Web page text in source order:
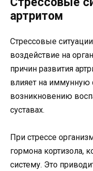
артритом
Стрессовые
воздействие на
причин развития
влияет на иммунную
возникновению
суставах.
При стрессе
гормона кортизола,
систему. Это